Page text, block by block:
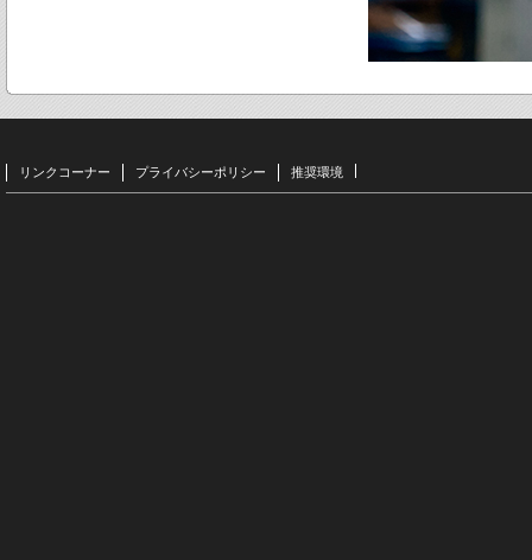
リンクコーナー プライバシーポリシー 推奨環境